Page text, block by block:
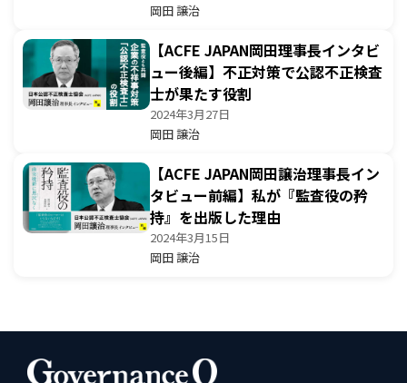
岡田 譲治
【ACFE JAPAN岡田理事長インタビ
ュー後編】不正対策で公認不正検査
士が果たす役割
2024年3月27日
岡田 譲治
【ACFE JAPAN岡田譲治理事長イン
タビュー前編】私が『監査役の矜
持』を出版した理由
2024年3月15日
岡田 譲治